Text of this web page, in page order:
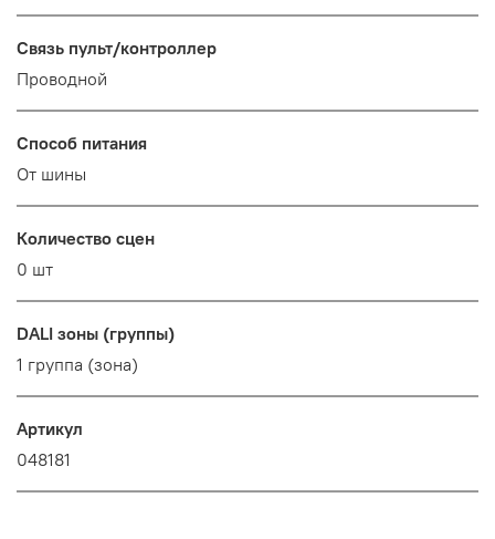
Связь пульт/контроллер
Проводной
Способ питания
От шины
Количество сцен
0 шт
DALI зоны (группы)
1 группа (зона)
Артикул
048181